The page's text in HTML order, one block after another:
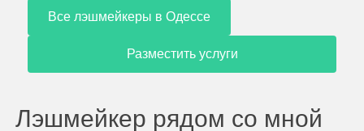
Все лэшмейкеры в Одессе
Разместить услуги
Лэшмейкер рядом со мной